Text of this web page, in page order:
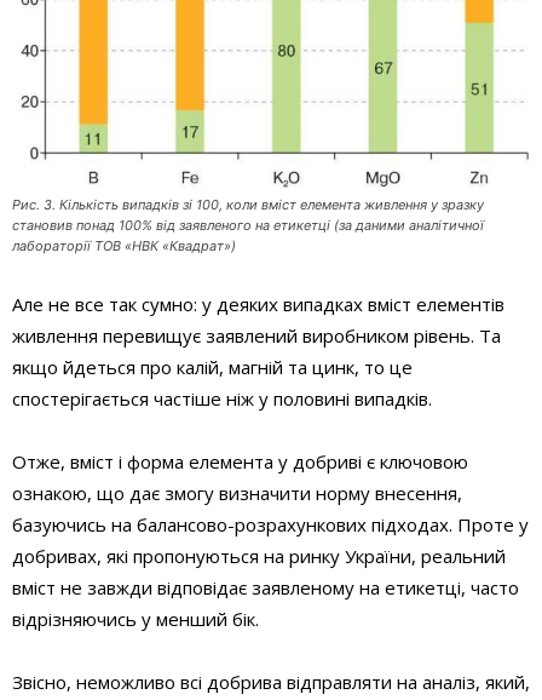
Рис. 3. Кількість випадків зі 100, коли вміст елемента живлення у зразку
становив понад 100% від заявленого на етикетці (за даними аналітичної
лабораторії ТОВ «НВК «Квадрат»)
Але не все так сумно: у деяких випадках вміст елементів
живлення перевищує заявлений виробником рівень. Та
якщо йдеться про калій, магній та цинк, то це
спостерігається частіше ніж у половині випадків.
Отже, вміст і форма елемента у добриві є ключовою
ознакою, що дає змогу визначити норму внесення,
базуючись на балансово-розрахункових підходах. Проте у
добривах, які пропонуються на ринку України, реальний
вміст не завжди відповідає заявленому на етикетці, часто
відрізняючись у менший бік.
Звісно, неможливо всі добрива відправляти на аналіз, який,